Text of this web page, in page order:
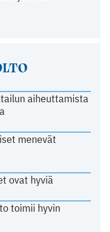
aiheuttamista
menevät
ovat hyviä
toimii hyvin